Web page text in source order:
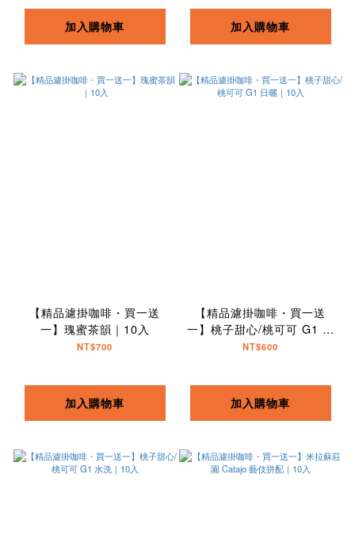
加入購物車 加入購物車
【精品濾掛咖啡・買一送
一】瑰蜜茶韻｜10入
NT$700
加入購物車
【精品濾掛咖啡・買一送
一】桃子甜心/桃可可 G1 日
曬｜10入
NT$600
加入購物車